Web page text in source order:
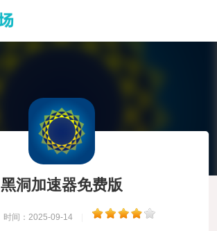
黑洞加速器免费版
时间：2025-09-14